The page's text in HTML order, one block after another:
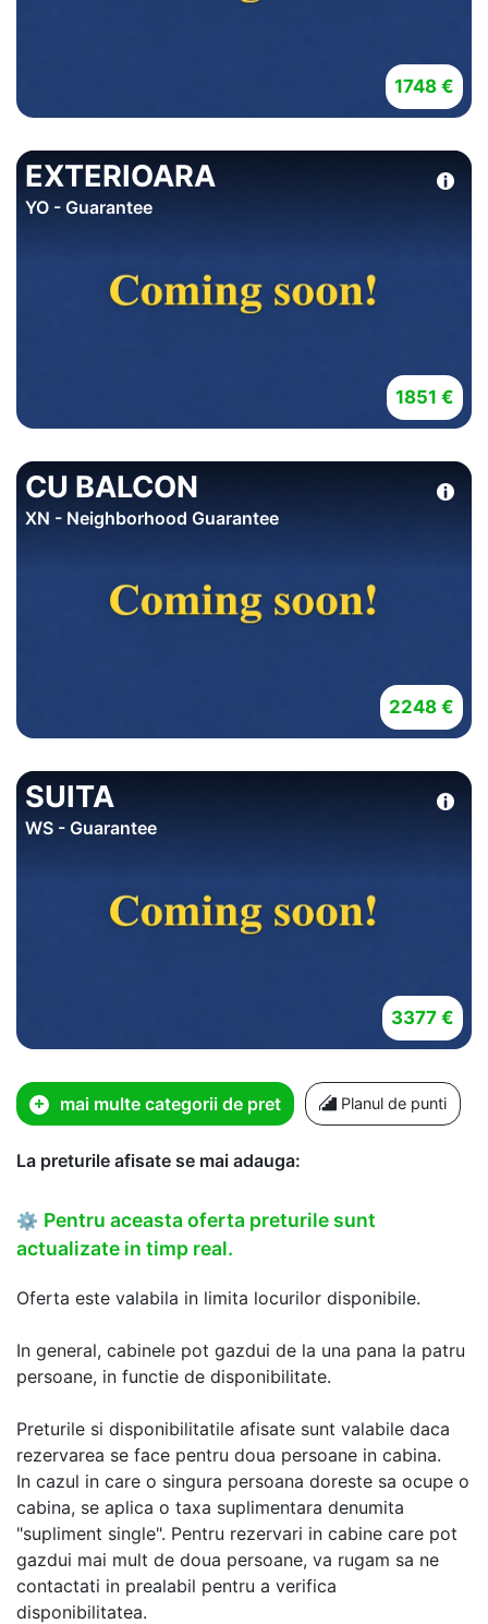
1748 €
EXTERIOARA
YO - Guarantee
1851 €
CU BALCON
XN - Neighborhood Guarantee
2248 €
SUITA
WS - Guarantee
3377 €
mai multe categorii de pret Planul de punti
La preturile afisate se mai adauga:
⚙ Pentru aceasta oferta preturile sunt
actualizate in timp real.
Oferta este valabila in limita locurilor disponibile.
In general, cabinele pot gazdui de la una pana la patru
persoane, in functie de disponibilitate.
Preturile si disponibilitatile afisate sunt valabile daca
rezervarea se face pentru doua persoane in cabina.
In cazul in care o singura persoana doreste sa ocupe o
cabina, se aplica o taxa suplimentara denumita
"supliment single". Pentru rezervari in cabine care pot
gazdui mai mult de doua persoane, va rugam sa ne
contactati in prealabil pentru a verifica
disponibilitatea.